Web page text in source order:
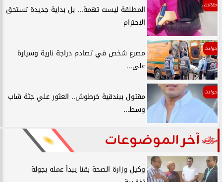
مقالات
المطلقة ليست تهمة... بل بداية جديدة تستحق
الاحترام
حوادث
مصرع شخص في تصادم دراجة نارية وسيارة
على...
حوادث
مقتول ببندقية خرطوش.. العثور علي جثة شاب
وسط...
آخر الموضوعات
وكيل وزارة الصحة بقنا يبدأ عمله بجولة